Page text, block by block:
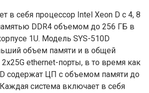
в себя процессор Intel Xeon D с 4, 8
DDR4 объемом до 256 ГБ в
1U. Модель SYS-510D
объем памяти и в общей
ethernet-порты, в то время как
содержат ЦП с объемом памяти до
система включает в себя